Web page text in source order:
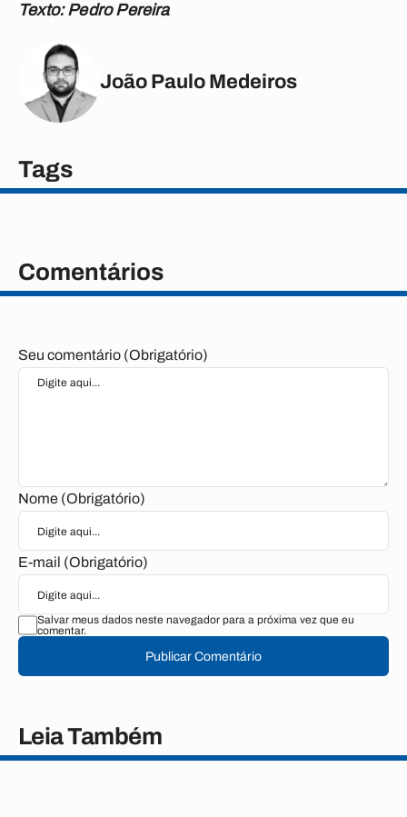
Texto: Pedro Pereira
João Paulo Medeiros
Tags
Comentários
Seu comentário (Obrigatório)
Nome (Obrigatório)
E-mail (Obrigatório)
Salvar meus dados neste navegador para a próxima vez que eu
comentar.
Publicar Comentário
Leia Também